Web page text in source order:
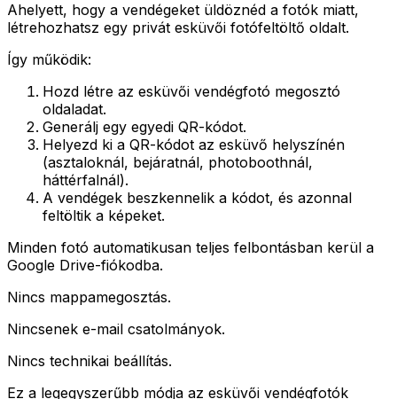
Ahelyett, hogy a vendégeket üldöznéd a fotók miatt,
létrehozhatsz egy privát esküvői fotófeltöltő oldalt.
Így működik:
Hozd létre az esküvői vendégfotó megosztó
oldaladat.
Generálj egy egyedi QR-kódot.
Helyezd ki a QR-kódot az esküvő helyszínén
(asztaloknál, bejáratnál, photoboothnál,
háttérfalnál).
A vendégek beszkennelik a kódot, és azonnal
feltöltik a képeket.
Minden fotó automatikusan teljes felbontásban kerül a
Google Drive-fiókodba.
Nincs mappamegosztás.
Nincsenek e-mail csatolmányok.
Nincs technikai beállítás.
Ez a legegyszerűbb módja az esküvői vendégfotók